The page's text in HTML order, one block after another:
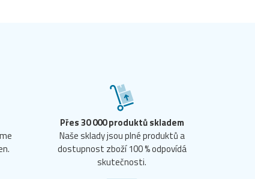
Přes 30 000 produktů skladem
Naše sklady jsou plné produktů a
dostupnost zboží 100 % odpovídá
skutečnosti.